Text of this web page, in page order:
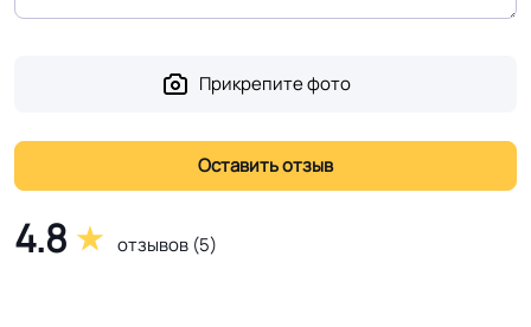
4.8 отзывов (5)
Прикрепите фото